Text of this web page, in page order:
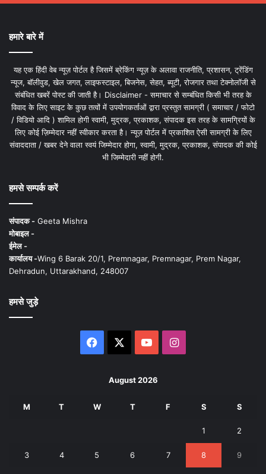
हमारे बारे में
यह एक हिंदी वेब न्यूज़ पोर्टल है जिसमें ब्रेकिंग न्यूज़ के अलावा राजनीति, प्रशासन, ट्रेंडिंग
न्यूज, बॉलीवुड, खेल जगत, लाइफस्टाइल, बिजनेस, सेहत, ब्यूटी, रोजगार तथा टेक्नोलॉजी से
संबंधित खबरें पोस्ट की जाती है। Disclaimer - समाचार से सम्बंधित किसी भी तरह के
विवाद के लिए साइट के कुछ तत्वों में उपयोगकर्ताओं द्वारा प्रस्तुत सामग्री ( समाचार / फोटो
/ विडियो आदि ) शामिल होगी स्वामी, मुद्रक, प्रकाशक, संपादक इस तरह के सामग्रियों के
लिए कोई ज़िम्मेदार नहीं स्वीकार करता है। न्यूज़ पोर्टल में प्रकाशित ऐसी सामग्री के लिए
संवाददाता / खबर देने वाला स्वयं जिम्मेदार होगा, स्वामी, मुद्रक, प्रकाशक, संपादक की कोई
भी जिम्मेदारी नहीं होगी.
हमसे सम्पर्क करें
संपादक - Geeta Mishra
मोबाइल -
ईमेल -
कार्यालय -Wing 6 Barak 20/1, Premnagar, Premnagar, Prem Nagar,
Dehradun, Uttarakhand, 248007
हमसे जुड़े
Facebook YouTubeInstagram
August 2026
M T W T F S S
1 2
3 4 5 6 7 8 9